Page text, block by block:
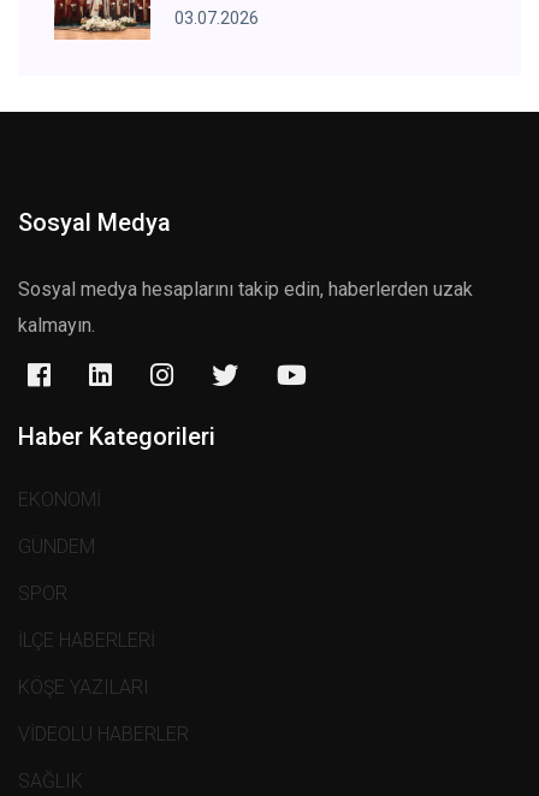
03.07.2026
Sosyal Medya
Sosyal medya hesaplarını takip edin, haberlerden uzak
kalmayın.
Haber Kategorileri
EKONOMİ
GÜNDEM
SPOR
İLÇE HABERLERİ
KÖŞE YAZILARI
VİDEOLU HABERLER
SAĞLIK